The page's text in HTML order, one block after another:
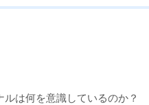
は何を意識しているのか？